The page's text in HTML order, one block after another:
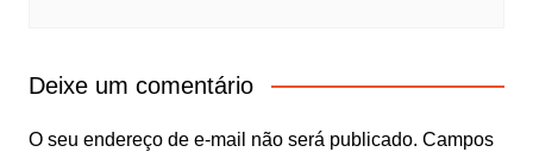
Deixe um comentário
O seu endereço de e-mail não será publicado. Campos